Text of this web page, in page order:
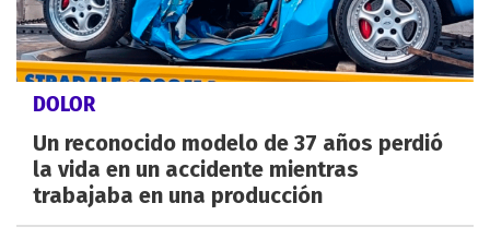
DOLOR
Un reconocido modelo de 37 años perdió
la vida en un accidente mientras
trabajaba en una producción